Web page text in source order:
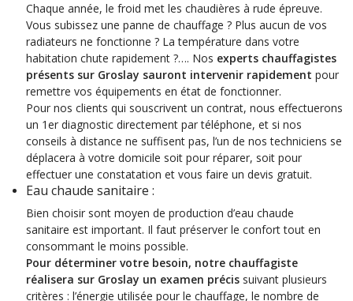
Chaque année, le froid met les chaudières à rude épreuve.
Vous subissez une panne de chauffage ? Plus aucun de vos
radiateurs ne fonctionne ? La température dans votre
habitation chute rapidement ?…. Nos experts chauffagistes
présents sur Groslay sauront intervenir rapidement pour
remettre vos équipements en état de fonctionner.
Pour nos clients qui souscrivent un contrat, nous effectuerons
un 1er diagnostic directement par téléphone, et si nos
conseils à distance ne suffisent pas, l’un de nos techniciens se
déplacera à votre domicile soit pour réparer, soit pour
effectuer une constatation et vous faire un devis gratuit.
Eau chaude sanitaire :
Bien choisir sont moyen de production d’eau chaude
sanitaire est important. Il faut préserver le confort tout en
consommant le moins possible.
Pour déterminer votre besoin, notre chauffagiste
réalisera sur Groslay un examen précis suivant plusieurs
critères : l’énergie utilisée pour le chauffage, le nombre de